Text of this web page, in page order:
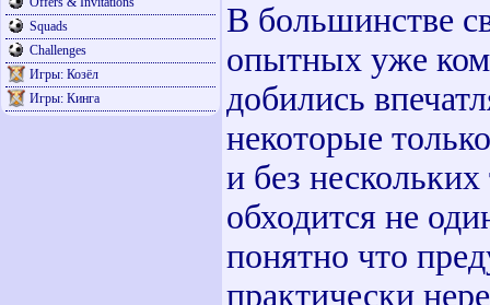
Squads
Challenges
Игры: Козёл
Игры: Кинга
В большинстве
опытных уже
добились
некоторые
и без
обходится не
понятно что
практически